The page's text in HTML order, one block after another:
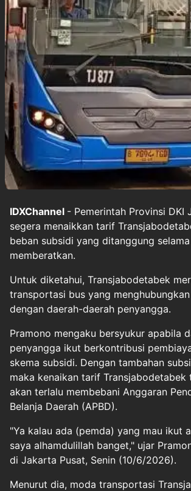
IDXChannel - Pemerintah Provinsi DKI
segera menaikkan tarif
beban subsidi yang ditanggung
memberatkan.
Untuk diketahui, Transjabodetabek
transportasi bus yang
dengan daerah-daerah penyangga.
Pramono mengaku bersyukur apabila
penyangga ikut berkontribusi
skema subsidi. Dengan tambahan
maka kenaikan tarif
akan terlalu membebani Anggaran
Belanja Daerah (APBD).
"Ya kalau ada (pemda) yang mau ikut
saya alhamdulillah banget," ujar
di Jakarta Pusat, Senin (10/6/2026).
Menurut dia, moda transportasi